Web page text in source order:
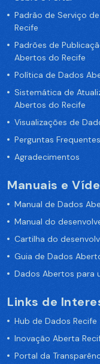
Padrão de Serviço
Recife
Padrões de
Abertos do Recife
Política de Dados
Sistemática de
Abertos do Recife
Visualizações de
Perguntas Frequentes
Agradecimentos
Manuais e
Manual de Dados
Manual do
Cartilha do
Guia de Dados
Dados Abertos para
Links de
Hub de Dados Recife
Inovação Aberta
Portal da